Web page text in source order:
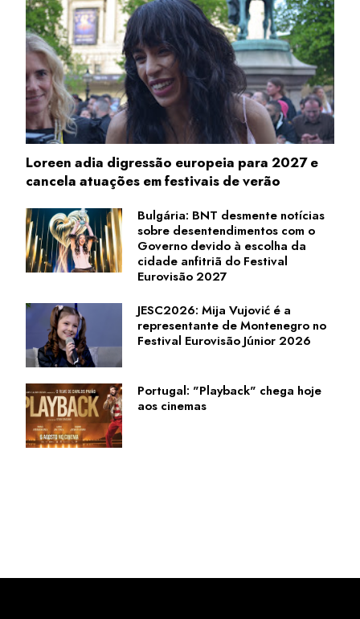
Loreen adia digressão europeia para 2027 e
cancela atuações em festivais de verão
Bulgária: BNT desmente notícias
sobre desentendimentos com o
Governo devido à escolha da
cidade anfitriã do Festival
Eurovisão 2027
JESC2026: Mija Vujović é a
representante de Montenegro no
Festival Eurovisão Júnior 2026
Portugal: "Playback" chega hoje
aos cinemas